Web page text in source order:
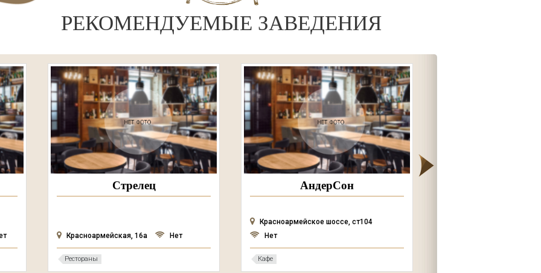
РЕКОМЕНДУЕМЫЕ ЗАВЕДЕНИЯ
Стрелец
Красноармейская, 16а Нет
Рестораны
АндерСон
Красноармейское шоссе, ст104
Нет
Кафе